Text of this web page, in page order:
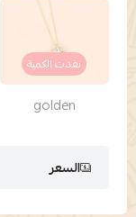
نفدت الكمية
golden
السعر